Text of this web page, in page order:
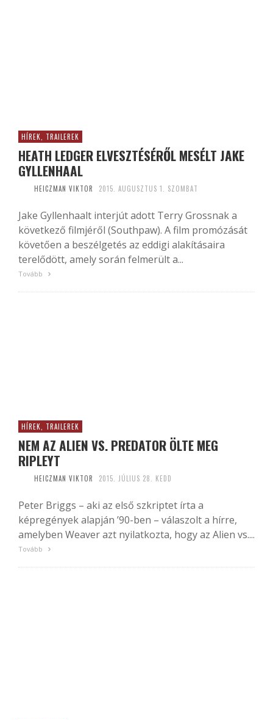
HÍREK, TRAILEREK
HEATH LEDGER ELVESZTÉSÉRŐL MESÉLT JAKE
GYLLENHAAL
HEICZMAN VIKTOR 2015. AUGUSZTUS 1. SZOMBAT
Jake Gyllenhaalt interjút adott Terry Grossnak a
következő filmjéről (Southpaw). A film promózását
követően a beszélgetés az eddigi alakításaira
terelődött, amely során felmerült a...
Tovább
HÍREK, TRAILEREK
NEM AZ ALIEN VS. PREDATOR ÖLTE MEG
RIPLEYT
HEICZMAN VIKTOR 2015. JÚLIUS 28. KEDD
Peter Briggs – aki az első szkriptet írta a
képregények alapján ’90-ben – válaszolt a hírre,
amelyben Weaver azt nyilatkozta, hogy az Alien vs....
Tovább